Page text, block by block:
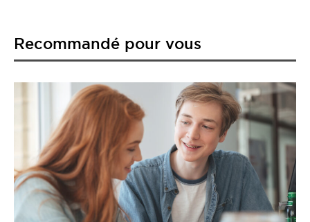
Recommandé pour vous